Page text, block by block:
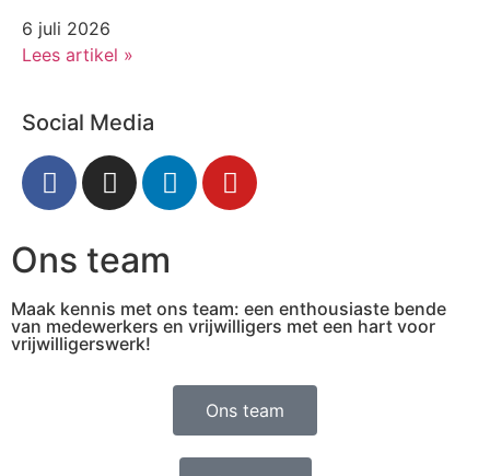
6 juli 2026
Lees artikel »
Social Media
Ons team
Maak kennis met ons team: een enthousiaste bende
van medewerkers en vrijwilligers met een hart voor
vrijwilligerswerk!
Ons team